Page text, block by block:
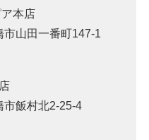
本店
山田一番町147-1
市飯村北2-25-4